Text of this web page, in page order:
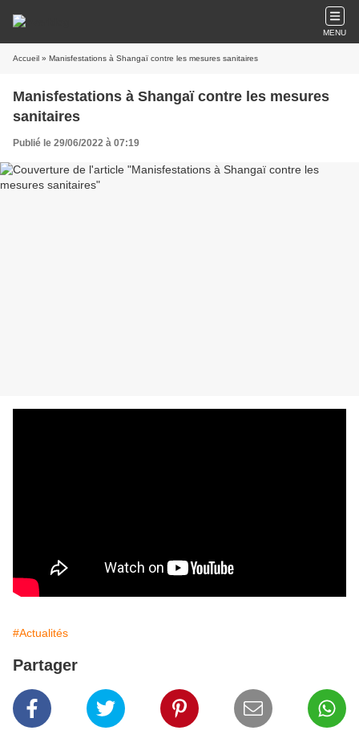
MENU
Accueil » Manisfestations à Shangaï contre les mesures sanitaires
Manisfestations à Shangaï contre les mesures
sanitaires
Publié le 29/06/2022 à 07:19
#Actualités
Partager